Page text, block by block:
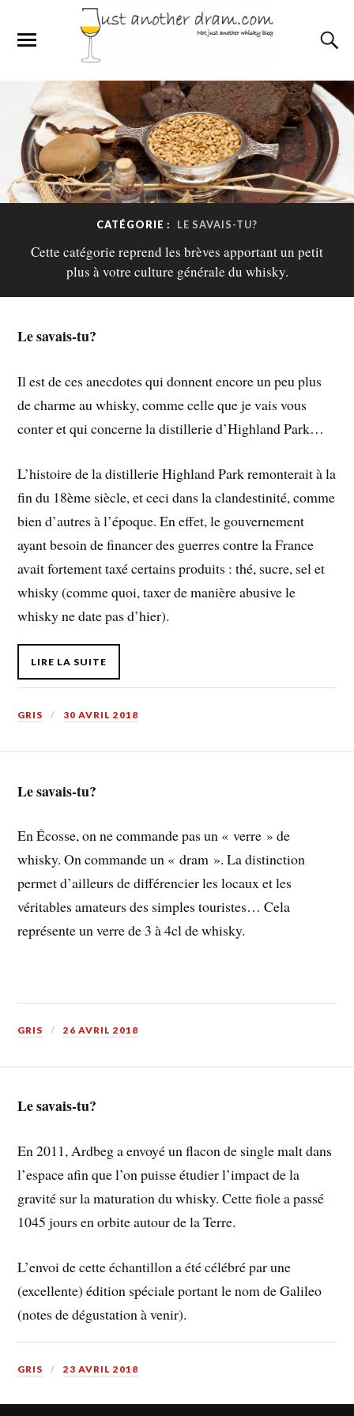
CATÉGORIE : LE SAVAIS-TU?
Cette catégorie reprend les brèves apportant un petit
plus à votre culture générale du whisky.
Le savais-tu?
Il est de ces anecdotes qui donnent encore un peu plus
de charme au whisky, comme celle que je vais vous
conter et qui concerne la distillerie d’Highland Park…
L’histoire de la distillerie Highland Park remonterait à la
fin du 18ème siècle, et ceci dans la clandestinité, comme
bien d’autres à l’époque. En effet, le gouvernement
ayant besoin de financer des guerres contre la France
avait fortement taxé certains produits : thé, sucre, sel et
whisky (comme quoi, taxer de manière abusive le
whisky ne date pas d’hier).
LIRE LA SUITE
GRIS 30 AVRIL 2018
Le savais-tu?
En Écosse, on ne commande pas un « verre » de
whisky. On commande un « dram ». La distinction
permet d’ailleurs de différencier les locaux et les
véritables amateurs des simples touristes… Cela
représente un verre de 3 à 4cl de whisky.
GRIS 26 AVRIL 2018
Le savais-tu?
En 2011, Ardbeg a envoyé un flacon de single malt dans
l’espace afin que l’on puisse étudier l’impact de la
gravité sur la maturation du whisky. Cette fiole a passé
1045 jours en orbite autour de la Terre.
L’envoi de cette échantillon a été célébré par une
(excellente) édition spéciale portant le nom de Galileo
(notes de dégustation à venir).
GRIS 23 AVRIL 2018